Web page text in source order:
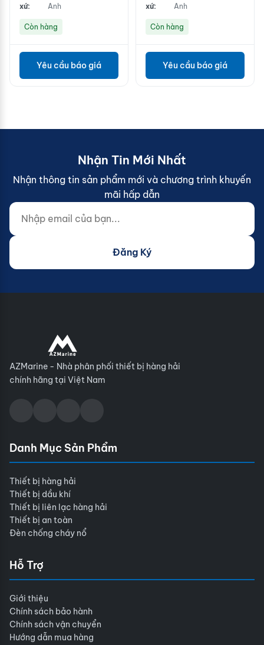
xứ:
Anh
Còn hàng
Yêu cầu báo giá
xứ:
Anh
Còn hàng
Yêu cầu báo giá
Nhận Tin Mới Nhất
Nhận thông tin sản phẩm mới và chương trình khuyến
mãi hấp dẫn
Nhập email của bạn...
Website (do not fill)
Đăng Ký
AZMarine - Nhà phân phối thiết bị hàng hải
chính hãng tại Việt Nam
Danh Mục Sản Phẩm
Thiết bị hàng hải
Thiết bị dầu khí
Thiết bị liên lạc hàng hải
Thiết bị an toàn
Đèn chống cháy nổ
Hỗ Trợ
Giới thiệu
Chính sách bảo hành
Chính sách vận chuyển
Hướng dẫn mua hàng